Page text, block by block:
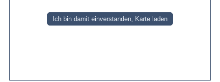
Ich bin damit einverstanden, Karte laden